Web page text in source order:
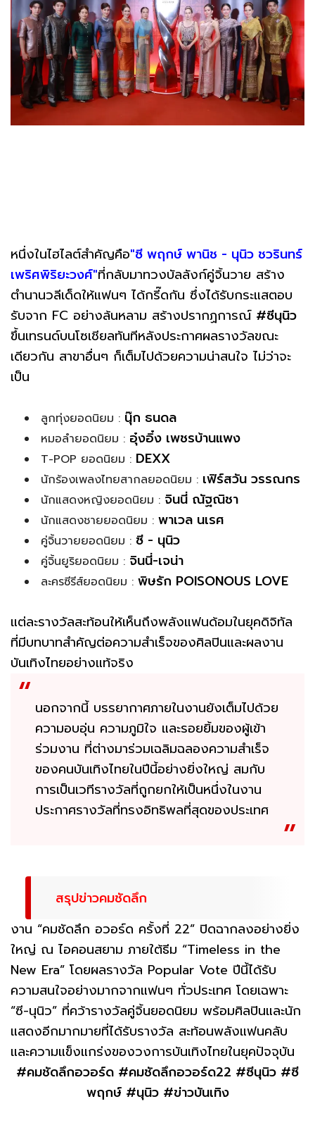
หนึ่งในไฮไลต์สำคัญคือ"ซี พฤกษ์ พานิช - นุนิว ชวรินทร์
เพริศพิริยะวงศ์"ที่กลับมาทวงบัลลังก์คู่จิ้นวาย สร้าง
ตำนานวลีเด็ดให้แฟนๆ ได้กรี๊ดกัน ซึ่งได้รับกระแสตอบ
รับจาก FC อย่างล้นหลาม สร้างปรากฏการณ์ #ซีนุนิว
ขึ้นเทรนด์บนโซเชียลทันทีหลังประกาศผลรางวัลขณะ
เดียวกัน สาขาอื่นๆ ก็เต็มไปด้วยความน่าสนใจ ไม่ว่าจะ
เป็น
ลูกทุ่งยอดนิยม : นุ๊ก ธนดล
หมอลำยอดนิยม : อุ๋งอิ๋ง เพชรบ้านแพง
T-POP ยอดนิยม : DEXX
นักร้องเพลงไทยสากลยอดนิยม : เฟิร์สวัน วรรณกร
นักแสดงหญิงยอดนิยม : จินนี่ ณัฐณิชา
นักแสดงชายยอดนิยม : พาเวล นเรศ
คู่จิ้นวายยอดนิยม : ซี - นุนิว
คู่จิ้นยูริยอดนิยม : จินนี่-เจน่า
ละครซีรีส์ยอดนิยม : พิษรัก POISONOUS LOVE
แต่ละรางวัลสะท้อนให้เห็นถึงพลังแฟนด้อมในยุคดิจิทัล
ที่มีบทบาทสำคัญต่อความสำเร็จของศิลปินและผลงาน
บันเทิงไทยอย่างแท้จริง
นอกจากนี้ บรรยากาศภายในงานยังเต็มไปด้วย
ความอบอุ่น ความภูมิใจ และรอยยิ้มของผู้เข้า
ร่วมงาน ที่ต่างมาร่วมเฉลิมฉลองความสำเร็จ
ของคนบันเทิงไทยในปีนี้อย่างยิ่งใหญ่ สมกับ
การเป็นเวทีรางวัลที่ถูกยกให้เป็นหนึ่งในงาน
ประกาศรางวัลที่ทรงอิทธิพลที่สุดของประเทศ
สรุปข่าวคมชัดลึก
งาน “คมชัดลึก อวอร์ด ครั้งที่ 22” ปิดฉากลงอย่างยิ่ง
ใหญ่ ณ ไอคอนสยาม ภายใต้ธีม “Timeless in the
New Era” โดยผลรางวัล Popular Vote ปีนี้ได้รับ
ความสนใจอย่างมากจากแฟนๆ ทั่วประเทศ โดยเฉพาะ
“ซี-นุนิว” ที่คว้ารางวัลคู่จิ้นยอดนิยม พร้อมศิลปินและนัก
แสดงอีกมากมายที่ได้รับรางวัล สะท้อนพลังแฟนคลับ
และความแข็งแกร่งของวงการบันเทิงไทยในยุคปัจจุบัน
#คมชัดลึกอวอร์ด #คมชัดลึกอวอร์ด22 #ซีนุนิว #ซี
พฤกษ์ #นุนิว #ข่าวบันเทิง